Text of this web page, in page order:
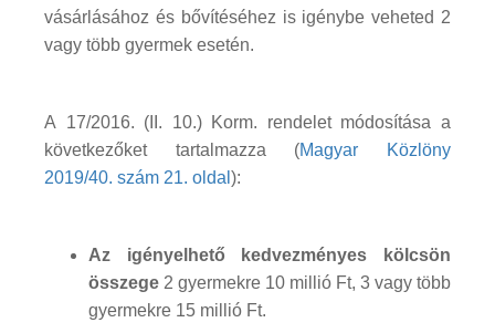
vásárlásához és bővítéséhez is igénybe veheted 2
vagy több gyermek esetén.
A 17/2016. (II. 10.) Korm. rendelet módosítása a
következőket tartalmazza (Magyar Közlöny
2019/40. szám 21. oldal ):
Az igényelhető kedvezményes kölcsön
összege 2 gyermekre 10 millió Ft, 3 vagy több
gyermekre 15 millió Ft.